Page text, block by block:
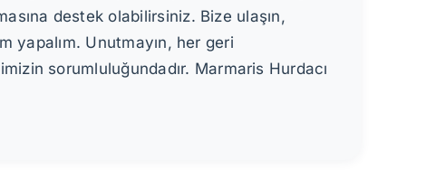
destek olabilirsiniz. Bize ulaşın,
yapalım. Unutmayın, her geri
sorumluluğundadır. Marmaris Hurdacı